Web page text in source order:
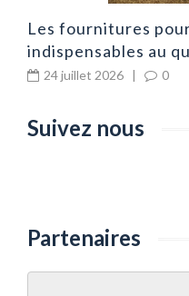
Les fournitures
indispensables au
24 juillet 2026 | 0
Suivez nous
Partenaires